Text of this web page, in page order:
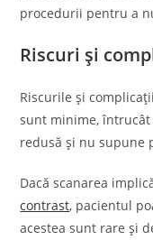
procedurii pentru a
Riscuri și
Riscurile și
sunt minime,
redusă și nu supune
Dacă scanarea
contrast, pacientul
acestea sunt rare și